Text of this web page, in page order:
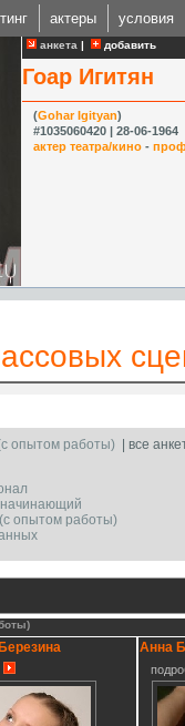
анкета | добавить
Гоар Игитян
(Gohar Igityan)
#1035060420 | 28-06-1964
актер театра/кино -
опытом работы) | все
опытом работы)
Анна
актеры условия